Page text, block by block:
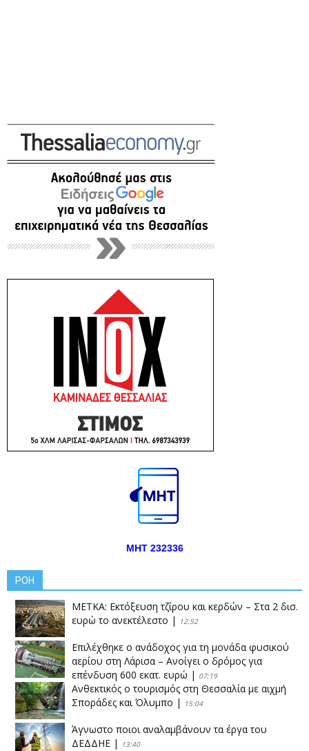
ΜΗΤ 232336
ΡΟΗ
ΜΕΤΚΑ: Εκτόξευση τζίρου και κερδών – Στα 2 δισ.
ευρώ το ανεκτέλεστο | 12:52
Επιλέχθηκε ο ανάδοχος για τη μονάδα φυσικού
αερίου στη Λάρισα – Ανοίγει ο δρόμος για
επένδυση 600 εκατ. ευρώ | 07:19
Ανθεκτικός ο τουρισμός στη Θεσσαλία με αιχμή
Σποράδες και Όλυμπο | 15:04
Άγνωστο ποιοι αναλαμβάνουν τα έργα του
ΔΕΔΔΗΕ | 13:40